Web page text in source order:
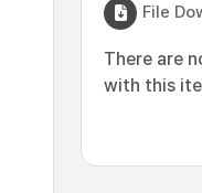
File
There are
with this